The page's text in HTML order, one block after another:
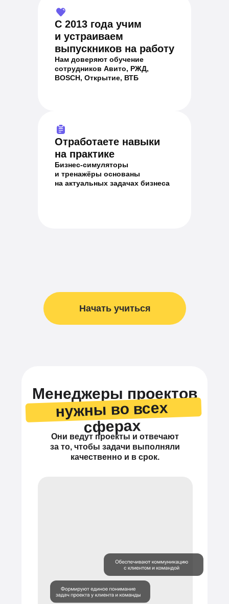
С 2013 года учим
и устраиваем
выпускников на работу
Нам доверяют обучение
сотрудников Авито, РЖД,
BOSCH, Открытие, ВТБ
Отработаете навыки
на практике
Бизнес-симуляторы
и тренажёры основаны
на актуальных задачах бизнеса
Начать учиться
Они ведут проекты и отвечают
за то, чтобы задачи выполняли
качественно и в срок.
Менеджеры проектов
нужны во всех
сферах